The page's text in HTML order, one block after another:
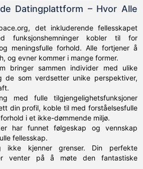
Datingplattform – Hvor Alle
det inkluderende fellesskapet
funksjonshemninger kobler til for
meningsfulle forhold. Alle fortjener å
og evner kommer i mange former.
bringer sammen individer med ulike
de som verdsetter unike perspektiver,
med fulle tilgjengelighetsfunksjoner
din profil, koble til med forståelsesfulle
i et ikke-dømmende miljø.
har funnet følgeskap og vennskap
fellesskap.
ikke kjenner grenser. Din perfekte
venter på å møte den fantastiske